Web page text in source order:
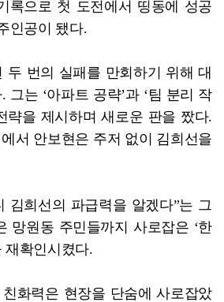
록으로 첫 도전에서 띵동에 성공
인공이 됐다.
두 번의 실패를 만회하기 위해 대
그는 ‘아파트 공략’과 ‘팀 분리 작
략을 제시하며 새로운 판을 짰다.
서 안보현은 주저 없이 김희선을
김희선의 파급력을 알겠다”는 그
망원동 주민들까지 사로잡은 ‘한
재확인시켰다.
화력은 현장을 단숨에 사로잡았